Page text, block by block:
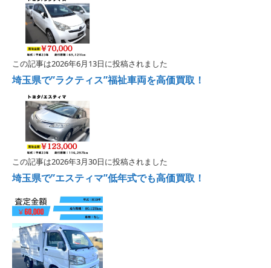
この記事は2026年6月13日に投稿されました
埼玉県で”ラクティス”福祉車両を高価買取！
この記事は2026年3月30日に投稿されました
埼玉県で”エスティマ”低年式でも高価買取！